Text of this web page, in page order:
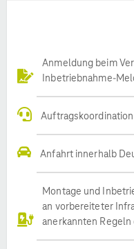
Anmeldung beim
Inbetriebnahme-
Auftragskoordination
Anfahrt innerhalb
Montage und
an vorbereiteter
anerkannten Regeln